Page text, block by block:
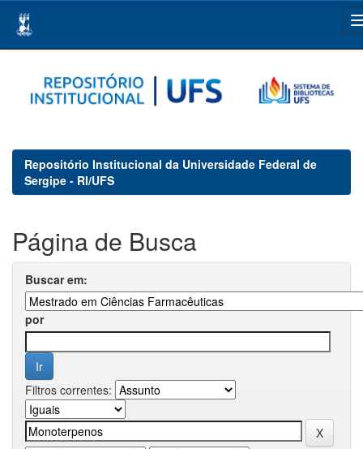
navigation
Repositório Institucional da Universidade Federal de
Sergipe - RI/UFS
Página de Busca
Buscar em:
por
Filtros correntes: